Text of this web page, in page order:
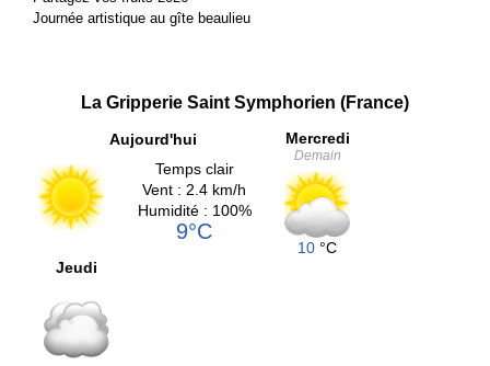
Journée artistique au gîte beaulieu
La Gripperie Saint Symphorien (France)
Aujourd'hui
Temps clair
Vent : 2.4 km/h
Humidité : 100%
9°C
Mercredi
Demain
10 °C
Jeudi